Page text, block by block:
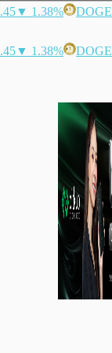
▼ 1.38% DOGE
▼ 1.38% DOGE